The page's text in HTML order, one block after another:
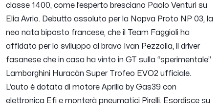
classe 1400, come l’esperto bresciano Paolo Venturi su
Elia Avrio. Debutto assoluto per la Nopva Proto NP 03, la
neo nata biposto francese, che il Team Faggioli ha
affidato per lo sviluppo al bravo Ivan Pezzolla, il driver
fasanese che in casa ha vinto in GT sulla “sperimentale”
Lamborghini Huracàn Super Trofeo EVO2 ufficiale.
L’auto è dotata di motore Aprilia by Gas39 con
elettronica Efi e monterà pneumatici Pirelli. Esordisce su